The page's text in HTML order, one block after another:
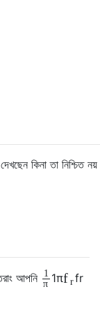
কিনা তা নিশ্চিত
আপনি
1
π 1πf rfr